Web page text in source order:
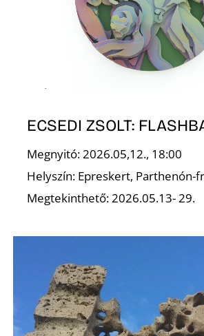
ECSEDI ZSOLT:
Megnyitó: 2026.05,12., 18:00
Helyszín: Epreskert, Parthenón-
Megtekinthető: 2026.05.13- 29.